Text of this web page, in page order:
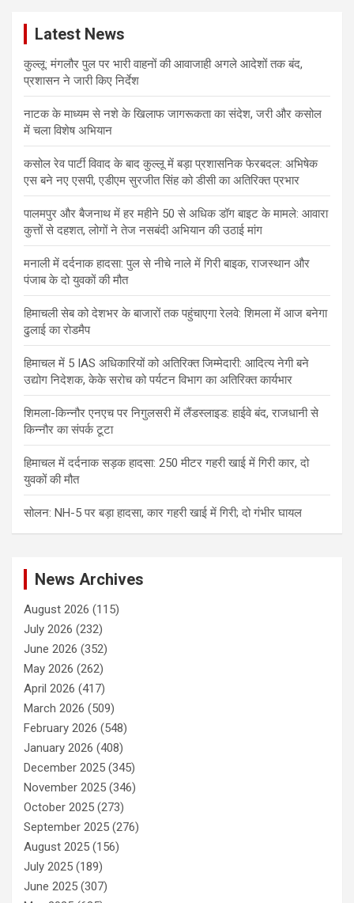
Latest News
कुल्लू: मंगलौर पुल पर भारी वाहनों की आवाजाही अगले आदेशों तक बंद,
प्रशासन ने जारी किए निर्देश
नाटक के माध्यम से नशे के खिलाफ जागरूकता का संदेश, जरी और कसोल
में चला विशेष अभियान
कसोल रेव पार्टी विवाद के बाद कुल्लू में बड़ा प्रशासनिक फेरबदल: अभिषेक
एस बने नए एसपी, एडीएम सुरजीत सिंह को डीसी का अतिरिक्त प्रभार
पालमपुर और बैजनाथ में हर महीने 50 से अधिक डॉग बाइट के मामले: आवारा
कुत्तों से दहशत, लोगों ने तेज नसबंदी अभियान की उठाई मांग
मनाली में दर्दनाक हादसा: पुल से नीचे नाले में गिरी बाइक, राजस्थान और
पंजाब के दो युवकों की मौत
हिमाचली सेब को देशभर के बाजारों तक पहुंचाएगा रेलवे: शिमला में आज बनेगा
ढुलाई का रोडमैप
हिमाचल में 5 IAS अधिकारियों को अतिरिक्त जिम्मेदारी: आदित्य नेगी बने
उद्योग निदेशक, केके सरोच को पर्यटन विभाग का अतिरिक्त कार्यभार
शिमला-किन्नौर एनएच पर निगुलसरी में लैंडस्लाइड: हाईवे बंद, राजधानी से
किन्नौर का संपर्क टूटा
हिमाचल में दर्दनाक सड़क हादसा: 250 मीटर गहरी खाई में गिरी कार, दो
युवकों की मौत
सोलन: NH-5 पर बड़ा हादसा, कार गहरी खाई में गिरी; दो गंभीर घायल
News Archives
August 2026 (115)
July 2026 (232)
June 2026 (352)
May 2026 (262)
April 2026 (417)
March 2026 (509)
February 2026 (548)
January 2026 (408)
December 2025 (345)
November 2025 (346)
October 2025 (273)
September 2025 (276)
August 2025 (156)
July 2025 (189)
June 2025 (307)